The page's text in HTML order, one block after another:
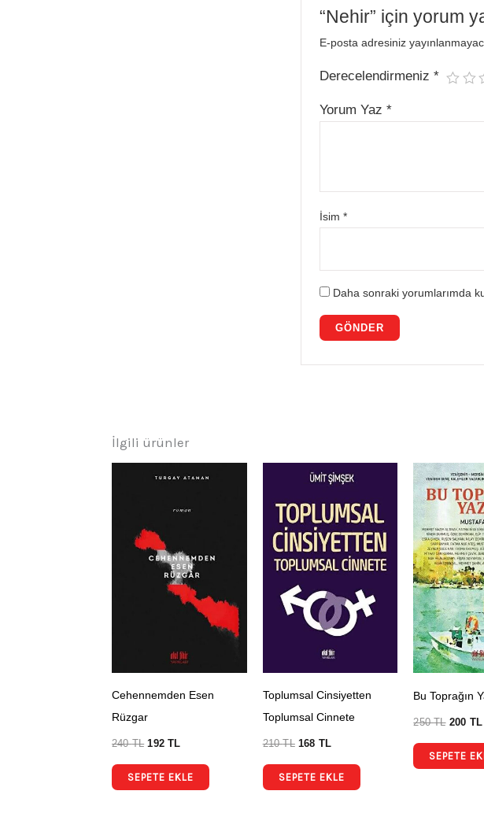
“Nehir” için yorum
E-posta adresiniz
Derecelendirmeniz*
Yorum Yaz*
İsim*
Daha sonraki yorumlarımda
İlgili ürünler
Cehennemden Esen
Rüzgar
240TL 192TL
SEPETE EKLE
Toplumsal Cinsiyetten
Toplumsal Cinnete
210TL 168 TL
SEPETE EKLE
Bu Toprağın
250TL 200 TL
SEPETE